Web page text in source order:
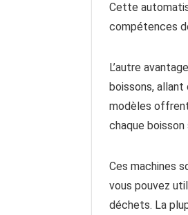
Cette
compétences
L’autre
boissons,
modèles
chaque
Ces machines
vous pouvez
déchets. La